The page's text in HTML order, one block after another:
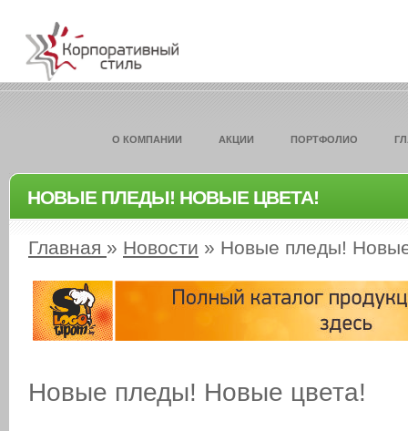
О КОМПАНИИ АКЦИИ ПОРТФОЛИО
НОВЫЕ ПЛЕДЫ! НОВЫЕ ЦВЕТА!
Главная » Новости » Новые пледы!
Новые пледы! Новые цвета!